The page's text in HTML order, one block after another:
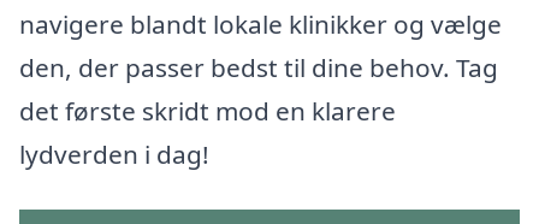
navigere blandt lokale klinikker og vælge
den, der passer bedst til dine behov. Tag
det første skridt mod en klarere
lydverden i dag!